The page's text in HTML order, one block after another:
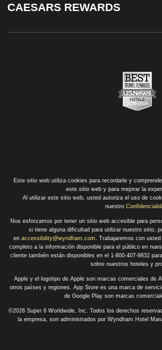
CAESARS REWARDS
Este sitio web utiliza cookies para recordarle y
este sitio web y para mejorar la
Al utilizar este sitio web, usted autoriza el uso de
nuestro
Nos esforzamos por tener un sitio web accesible para
si tiene alguna dificultad para utilizar nuestro sitio,
en accessibility@wyndham.com. Trabajaremos con
completo a la información disponible para el público en
cliente también están disponibles en el 1-800-407-9832
sobre nuestros hoteles y
Apple y el logotipo de Apple son marcas comerciales de
otros países y regiones. App Store es una marca de
de Google Play son marcas
©2026 Super 8 Worldwide, Inc. Todos los derechos
la empresa, son administrados por Wyndham Hotel